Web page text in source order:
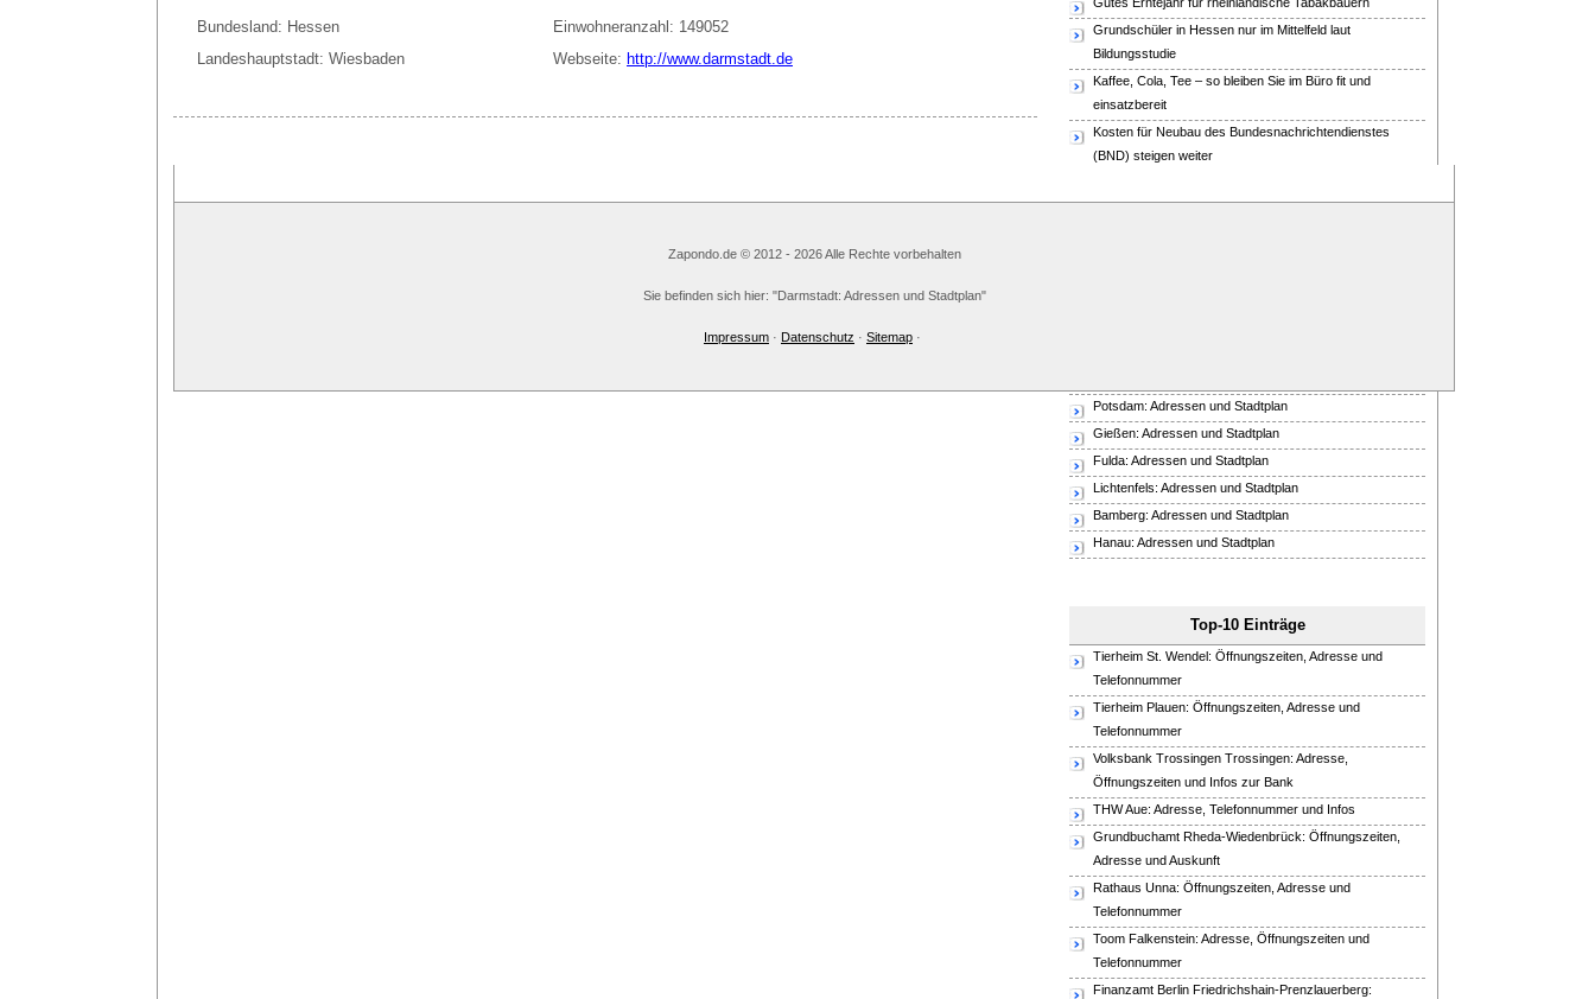
Grundschüler in Hessen nur im Mittelfeld laut
Bildungsstudie
Kaffee, Cola, Tee – so bleiben Sie im Büro fit und
einsatzbereit
Kosten für Neubau des Bundesnachrichtendienstes
(BND) steigen weiter
Potsdam: Adressen und Stadtplan
Gießen: Adressen und Stadtplan
Fulda: Adressen und Stadtplan
Lichtenfels: Adressen und Stadtplan
Bamberg: Adressen und Stadtplan
Hanau: Adressen und Stadtplan
Top-10 Einträge
Tierheim St. Wendel: Öffnungszeiten, Adresse und
Telefonnummer
Tierheim Plauen: Öffnungszeiten, Adresse und
Telefonnummer
Volksbank Trossingen Trossingen: Adresse,
Öffnungszeiten und Infos zur Bank
THW Aue: Adresse, Telefonnummer und Infos
Grundbuchamt Rheda-Wiedenbrück: Öffnungszeiten,
Adresse und Auskunft
Rathaus Unna: Öffnungszeiten, Adresse und
Telefonnummer
Toom Falkenstein: Adresse, Öffnungszeiten und
Telefonnummer
Finanzamt Berlin Friedrichshain-Prenzlauerberg:
Bundesland: Hessen
Einwohneranzahl: 149052
Landeshauptstadt: Wiesbaden
Webseite: http://www.darmstadt.de
Zapondo.de © 2012 - 2026 Alle Rechte vorbehalten
Sie befinden sich hier: "Darmstadt: Adressen und Stadtplan"
Impressum · Datenschutz · Sitemap ·